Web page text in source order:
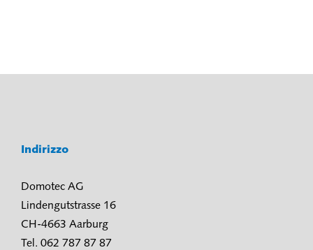
Indirizzo
Domotec AG
Lindengutstrasse 16
CH-4663 Aarburg
Tel. 062 787 87 87